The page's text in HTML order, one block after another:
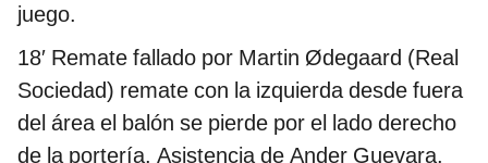
juego.
18′ Remate fallado por Martin Ødegaard (Real
Sociedad) remate con la izquierda desde fuera
del área el balón se pierde por el lado derecho
de la portería. Asistencia de Ander Guevara.